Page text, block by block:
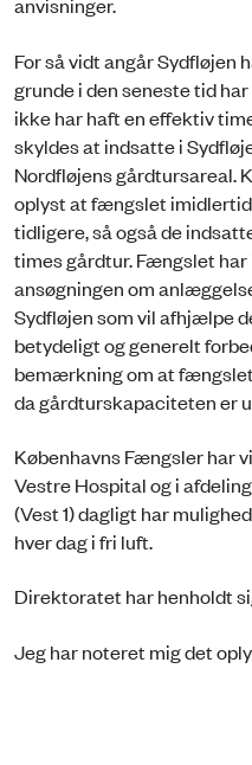
For så vidt angår
grunde i den seneste tid
ikke har haft en effektiv
skyldes at indsatte i
Nordfløjens gårdtursareal.
oplyst at fængslet
tidligere, så også de
times gårdtur. Fængslet
ansøgningen om
Sydfløjen som vil afhjælpe
betydeligt og generelt
bemærkning om at
da gårdturskapaciteten er
Københavns Fængsler har
Vestre Hospital og i
(Vest 1) dagligt har
hver dag i fri luft.
Direktoratet har henholdt
Jeg har noteret mig det